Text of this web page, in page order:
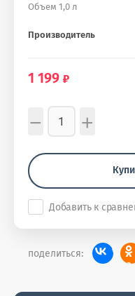
Объем 1,0 л
Производитель
1 199
− +
Добавить к
поделиться: